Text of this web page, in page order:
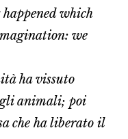
which
we
ha vissuto
gli animali; poi
che ha liberato il